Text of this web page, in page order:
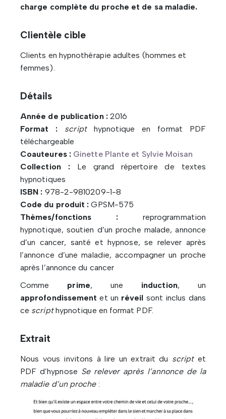
charge complète du proche et de sa maladie.
Clientèle cible
Clients en hypnothérapie adultes (hommes et
femmes).
Détails
Année de publication :2016
Format :
scripthypnotique en format PDF
téléchargeable
Coauteures : Ginette Plante et Sylvie Moisan
Collection :Le grand répertoire de textes
hypnotiques
ISBN : 978-2-9810209-1-8
Code du produit : GPSM-575
Thèmes/fonctions : reprogrammation
hypnotique, soutien d’un proche malade, annonce
d’un cancer, santé et hypnose, se relever après
l’annonce d’une maladie, accompagner un proche
après l’annonce du cancer
Comme prime, une induction, un
approfondissement et un réveil sont inclus dans
ce scripthypnotique en format PDF.
Extrait
Nous vous invitons à lire un extrait du scriptet
PDF d’hypnose Se relever après l’annonce de la
maladie d’un proche: